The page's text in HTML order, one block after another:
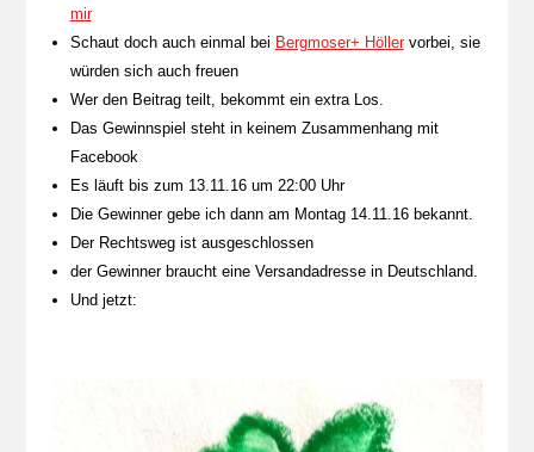
mir
Schaut doch auch einmal bei Bergmoser+ Höllervorbei, sie
würden sich auch freuen
Wer den Beitrag teilt, bekommt ein extra Los.
Das Gewinnspiel steht in keinem Zusammenhang mit
Facebook
Es läuft bis zum 13.11.16 um 22:00 Uhr
Die Gewinner gebe ich dann am Montag 14.11.16 bekannt.
Der Rechtsweg ist ausgeschlossen
der Gewinner braucht eine Versandadresse in Deutschland.
Und jetzt: